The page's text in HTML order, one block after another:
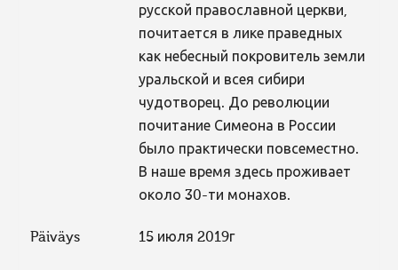
русской православной церкви,
почитается в лике праведных
как небесный покровитель земли
уральской и всея сибири
чудотворец. До революции
почитание Симеона в России
было практически повсеместно.
В наше время здесь проживает
около 30-ти монахов.
Päiväys 15 июля 2019г